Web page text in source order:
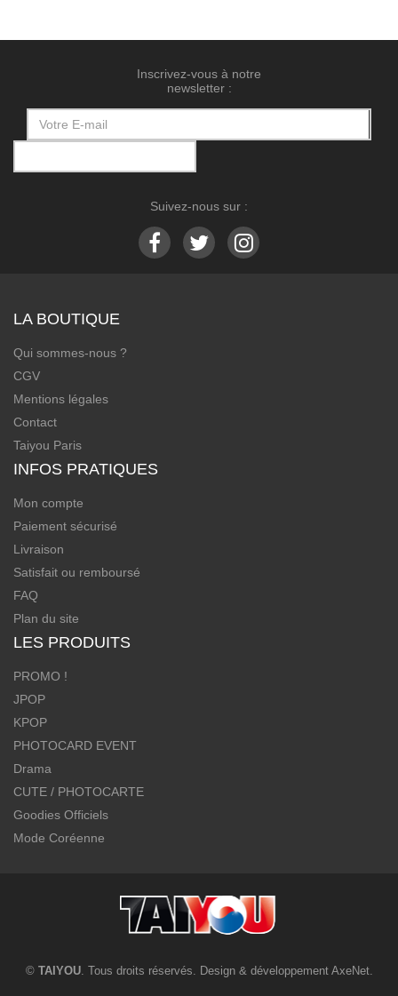
Inscrivez-vous à notre
newsletter :
Suivez-nous sur :
LA BOUTIQUE
Qui sommes-nous ?
CGV
Mentions légales
Contact
Taiyou Paris
INFOS PRATIQUES
Mon compte
Paiement sécurisé
Livraison
Satisfait ou remboursé
FAQ
Plan du site
LES PRODUITS
PROMO !
JPOP
KPOP
PHOTOCARD EVENT
Drama
CUTE / PHOTOCARTE
Goodies Officiels
Mode Coréenne
© TAIYOU. Tous droits réservés. Design & développement AxeNet.